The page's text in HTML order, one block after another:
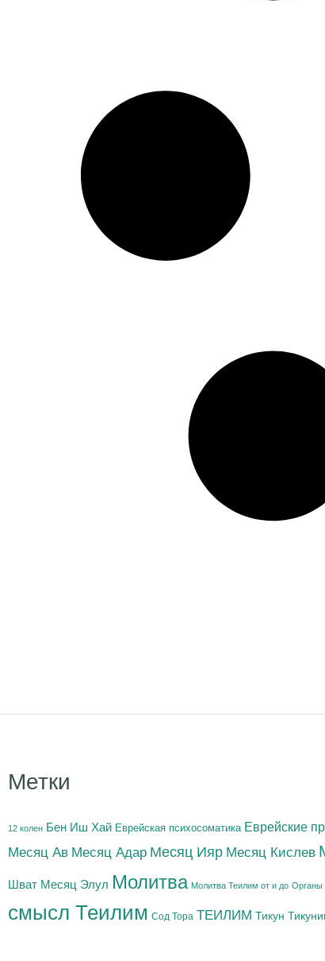
Метки
12 колен Бен Иш Хай Еврейская психосоматика Еврейские
Месяц Ав Месяц Адар Месяц Ияр Месяц Кислев
Шват Месяц Элул Молитва Молитва Теилим от и до Органы
смысл Теилим Сод Тора ТЕИЛИМ Тикун